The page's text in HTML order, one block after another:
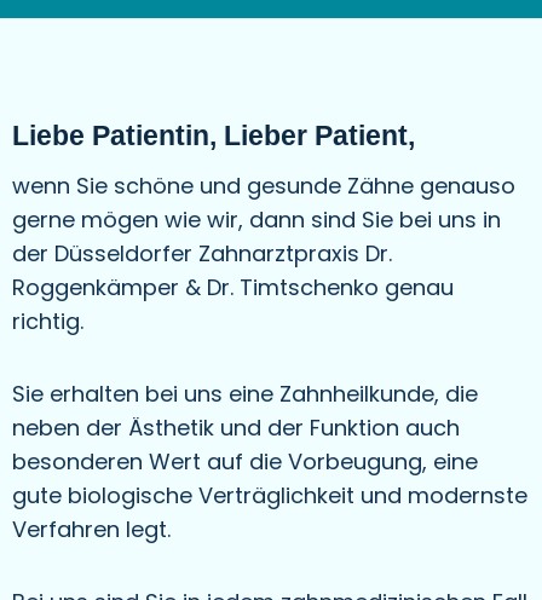
Liebe Patientin, Lieber Patient,
wenn Sie schöne und gesunde Zähne genauso
gerne mögen wie wir, dann sind Sie bei uns in
der Düsseldorfer Zahnarztpraxis Dr.
Roggenkämper & Dr. Timtschenko genau
richtig.
Sie erhalten bei uns eine Zahnheilkunde, die
neben der Ästhetik und der Funktion auch
besonderen Wert auf die Vorbeugung, eine
gute biologische Verträglichkeit und modernste
Verfahren legt.